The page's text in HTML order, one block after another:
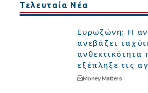
Τελευταία Νέα
Ευρωζώνη: Η
ανεβάζει
ανθεκτικότητα
εξέπληξε τις
Money Matters